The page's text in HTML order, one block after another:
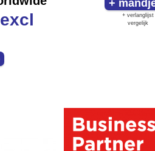
excl
+ verlanglijst
vergelijk